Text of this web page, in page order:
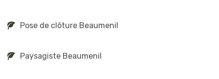
Pose de clôture Beaumenil
Paysagiste Beaumenil